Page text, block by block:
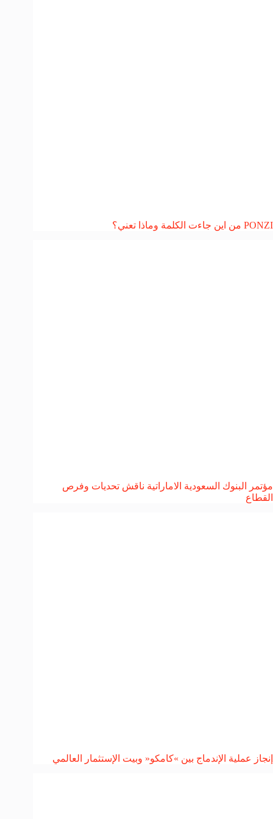
PONZI من اين جاءت الكلمة وماذا تعني؟
مؤتمر البنوك السعودية الاماراتية ناقش تحديات وفرص
القطاع
إنجاز عملية الإندماج بين »كامكو« وبيت الإستثمار العالمي